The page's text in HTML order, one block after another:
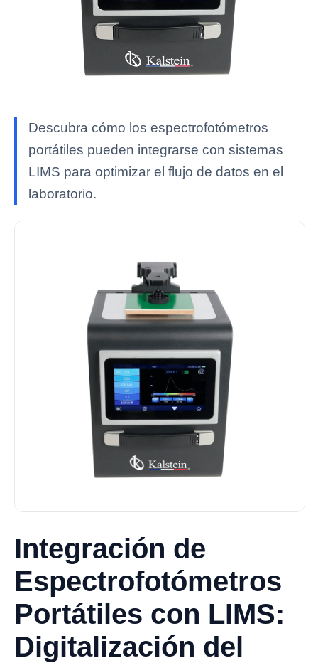
Descubra cómo los espectrofotómetros
portátiles pueden integrarse con sistemas
LIMS para optimizar el flujo de datos en el
laboratorio.
Integración de
Espectrofotómetros
Portátiles con LIMS:
Digitalización del